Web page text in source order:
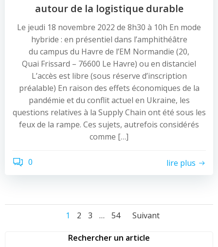
autour de la logistique durable
Le jeudi 18 novembre 2022 de 8h30 à 10h En mode
hybride : en présentiel dans l’amphithéâtre
du campus du Havre de l’EM Normandie (20,
Quai Frissard – 76600 Le Havre) ou en distanciel
L’accès est libre (sous réserve d’inscription
préalable) En raison des effets économiques de la
pandémie et du conflit actuel en Ukraine, les
questions relatives à la Supply Chain ont été sous les
feux de la rampe. Ces sujets, autrefois considérés
comme […]
0 lire plus
Navigation
Navigation
Page
1 Page
2 Page
3 … Page
54 Suivant
Rechercher un article